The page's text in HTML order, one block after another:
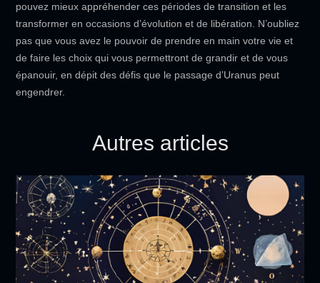
pouvez mieux appréhender ces périodes de transition et les
transformer en occasions d’évolution et de libération. N’oubliez
pas que vous avez le pouvoir de prendre en main votre vie et
de faire les choix qui vous permettront de grandir et de vous
épanouir, en dépit des défis que le passage d’Uranus peut
engendrer.
Autres articles